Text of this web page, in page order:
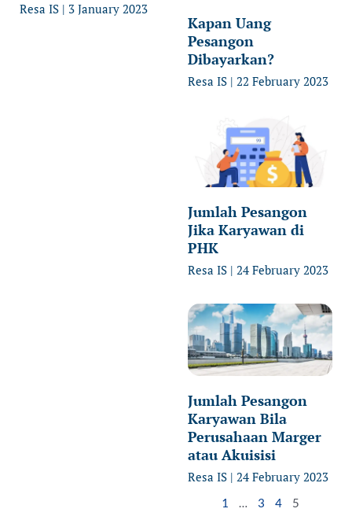
Resa IS 3 January 2023
Kapan Uang
Pesangon
Dibayarkan?
Resa IS 22 February 2023
Jumlah Pesangon
Jika Karyawan di
PHK
Resa IS 24 February 2023
Jumlah Pesangon
Karyawan Bila
Perusahaan Marger
atau Akuisisi
Resa IS 24 February 2023
1 … 3 4 5